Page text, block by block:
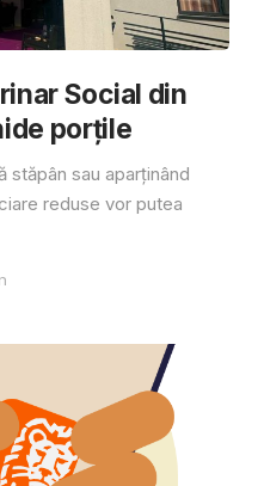
Social din
porțile
stăpân sau aparținând
reduse vor putea